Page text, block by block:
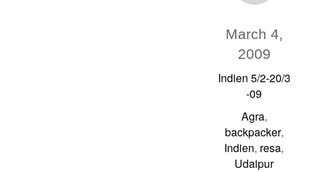
March 4,
2009
Indien 5/2-20/3
-09
Agra,
backpacker,
Indien, resa,
Udaipur